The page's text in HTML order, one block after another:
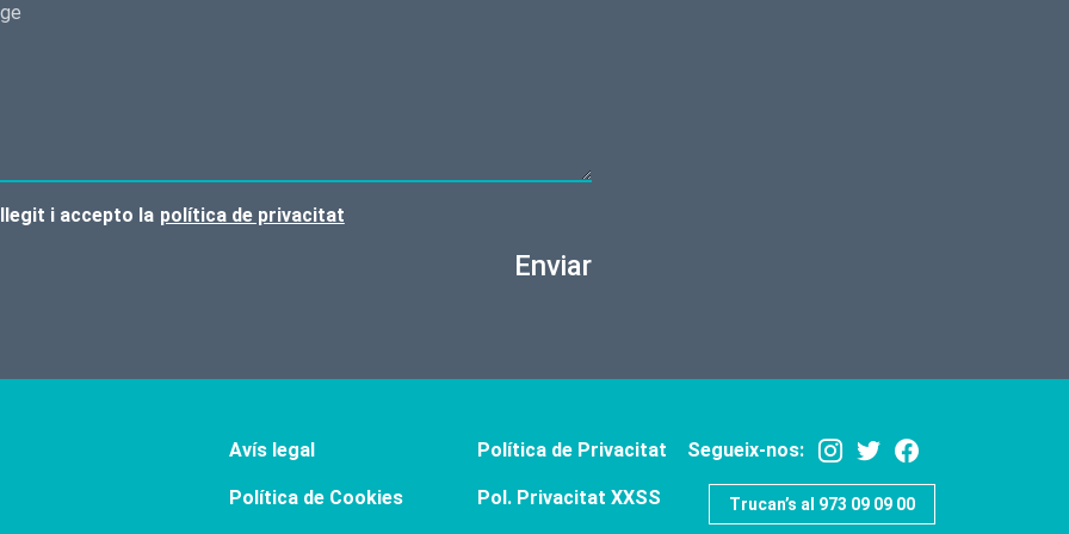
i accepto la política de privacitat
Enviar
Avís legal
Política de Cookies
Política de Privacitat
Pol. Privacitat XXSS
Segueix-nos:
Trucan’s al 973 09 09 00